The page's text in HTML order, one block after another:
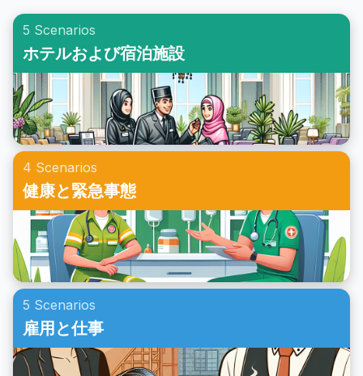
5 Scenarios
ホテルおよび宿泊施設
4 Scenarios
健康と緊急事態
5 Scenarios
雇用と仕事